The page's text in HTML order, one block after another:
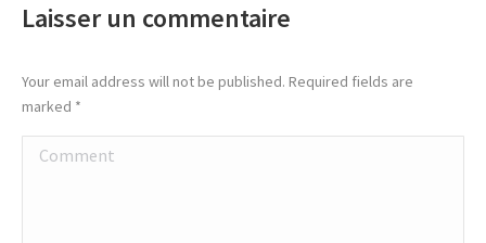
Laisser un commentaire
Your email address will not be published. Required fields are
marked *
Comment